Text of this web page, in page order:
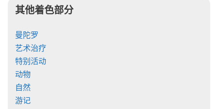
其他着色部分
曼陀罗
艺术治疗
特别活动
动物
自然
游记